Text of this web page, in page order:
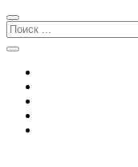
Перейти
к
навигации
Перейти
к
содержимому
Поиск: